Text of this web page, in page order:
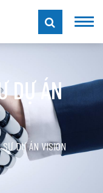
DỰ ÁN
DỰ ÁN VISION